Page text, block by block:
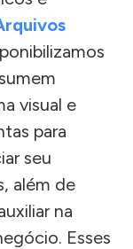
visual e
para
seu
além de
na
Esses